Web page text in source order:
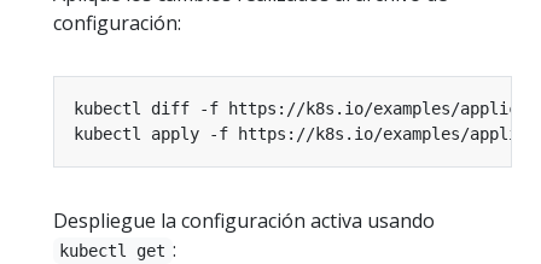
configuración:
Despliegue la configuración activa usando
kubectl get :